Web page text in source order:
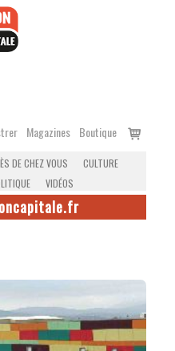
Magazines Boutique
Voir
DE CHEZ VOUS
CULTURE
VIDÉOS